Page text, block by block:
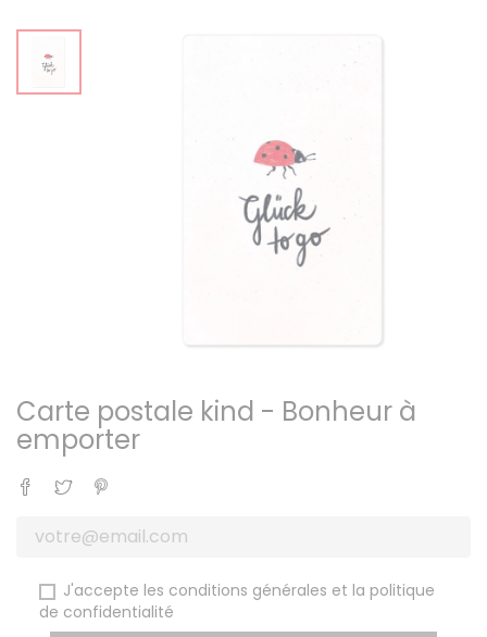
Carte postale kind - Bonheur à
emporter
Partager
Tweet
J'accepte les conditions générales et la politique
de confidentialité